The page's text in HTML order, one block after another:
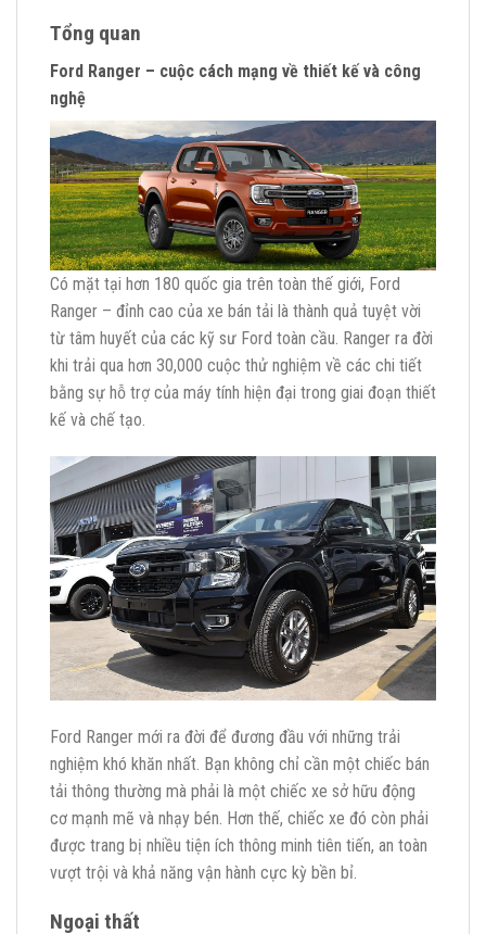
Tổng quan
Ford Ranger – cuộc cách mạng về thiết kế và công
nghệ
Có mặt tại hơn 180 quốc gia trên toàn thế giới, Ford
Ranger – đỉnh cao của xe bán tải là thành quả tuyệt vời
từ tâm huyết của các kỹ sư Ford toàn cầu. Ranger ra đời
khi trải qua hơn 30,000 cuộc thử nghiệm về các chi tiết
bằng sự hỗ trợ của máy tính hiện đại trong giai đoạn thiết
kế và chế tạo.
Ford Ranger mới ra đời để đương đầu với những trải
nghiệm khó khăn nhất. Bạn không chỉ cần một chiếc bán
tải thông thường mà phải là một chiếc xe sở hữu động
cơ mạnh mẽ và nhạy bén. Hơn thế, chiếc xe đó còn phải
được trang bị nhiều tiện ích thông minh tiên tiến, an toàn
vượt trội và khả năng vận hành cực kỳ bền bỉ.
Ngoại thất